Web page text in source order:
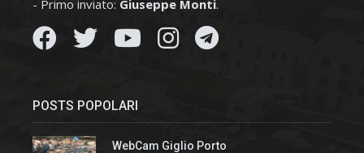
- Primo inviato: Giuseppe Monti.
POSTS POPOLARI
WebCam Giglio Porto